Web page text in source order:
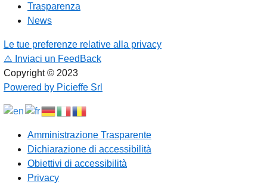
Trasparenza
News
Le tue preferenze relative alla privacy
⚠️ Inviaci un FeedBack
Copyright © 2023
Powered by Picieffe Srl
Amministrazione Trasparente
Dichiarazione di accessibilità
Obiettivi di accessibilità
Privacy